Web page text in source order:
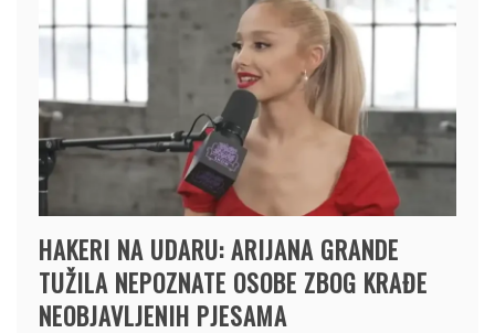
HAKERI NA UDARU: ARIJANA GRANDE
TUŽILA NEPOZNATE OSOBE ZBOG KRAĐE
NEOBJAVLJENIH PJESAMA